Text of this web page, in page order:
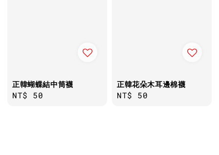
正韓蝴蝶結中筒襪
Regular
NT$ 50
正韓花朵木耳邊棉襪
Regular
NT$ 50